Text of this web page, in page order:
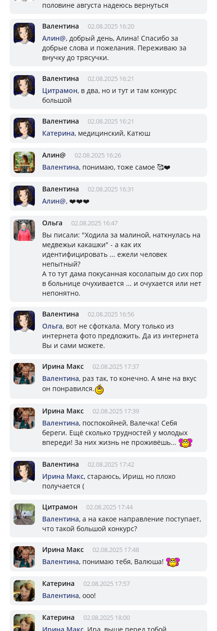
половине августа надеюсь вернуться
Валентина 02.08.2025 16:20
Алин@, добрый день, Алина! Спасибо за
добрые слова и пожелания. Переживаю за
внучку до трясучки.
Валентина 02.08.2025 16:21
Цитрамон, в два, но и тут и там конкурс
большой
Валентина 02.08.2025 16:21
Катерина, медицинский, Катюш
Алин@ 02.08.2025 16:26
Валентина, понимаю, тоже самое 🥰❤️
Валентина 02.08.2025 16:31
Алин@, ❤️❤️❤️
Ольга 02.08.2025 16:47
Вы писали: "Ходила за малиной, наткнулась на
медвежьи какашки" - а как их
идентифицировать ... ежели человек
непытный?
А то тут дама покусанная косолапым до сих пор
в больнице очухивается ... и очухается или нет
непонятно.
Валентина 02.08.2025 16:56
Ольга, вот не сфоткала. Могу только из
интернета фото предложить. Да из интернета
Вы и сами можете.
Ирина Макс 02.08.2025 17:37
Валентина, раз так, то конечно. А мне на вкус
он понравился.
Ирина Макс 02.08.2025 17:39
Валентина, поспокойней, Валечка! Себя
береги. Ещё сколько трудностей у молодых
впереди! За них жизнь не проживёшь...
Валентина 02.08.2025 17:42
Ирина Макс, стараюсь, Ириш, но плохо
получается (
Цитрамон 02.08.2025 17:44
Валентина, а на какое направление поступает,
что такой большой конкурс?
Ирина Макс 02.08.2025 17:48
Валентина, понимаю тебя, Валюша!
Катерина 02.08.2025 17:57
Валентина, ооо!
Катерина 02.08.2025 18:00